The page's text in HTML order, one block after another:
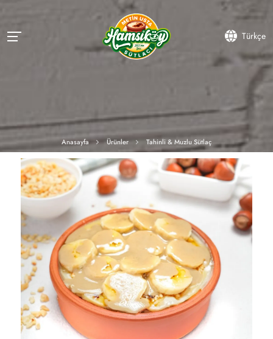
Türkçe
Anasayfa Ürünler Tahinli & Muzlu Sütlaç